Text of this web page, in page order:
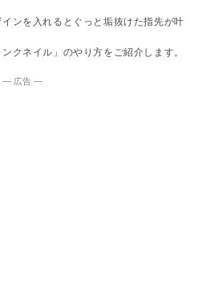
ンを入れるとぐっと垢抜けた指先が叶
クネイル」のやり方をご紹介します。
― 広告 ―